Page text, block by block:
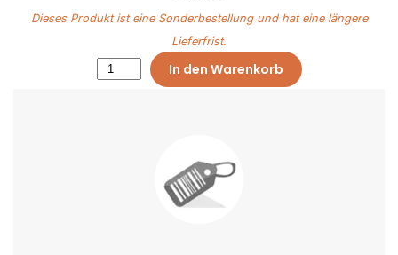
Dieses Produkt ist eine Sonderbestellung und hat eine längere
Lieferfrist.
In den Warenkorb